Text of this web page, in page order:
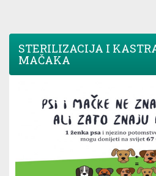
STERILIZACIJA I
MAČAKA